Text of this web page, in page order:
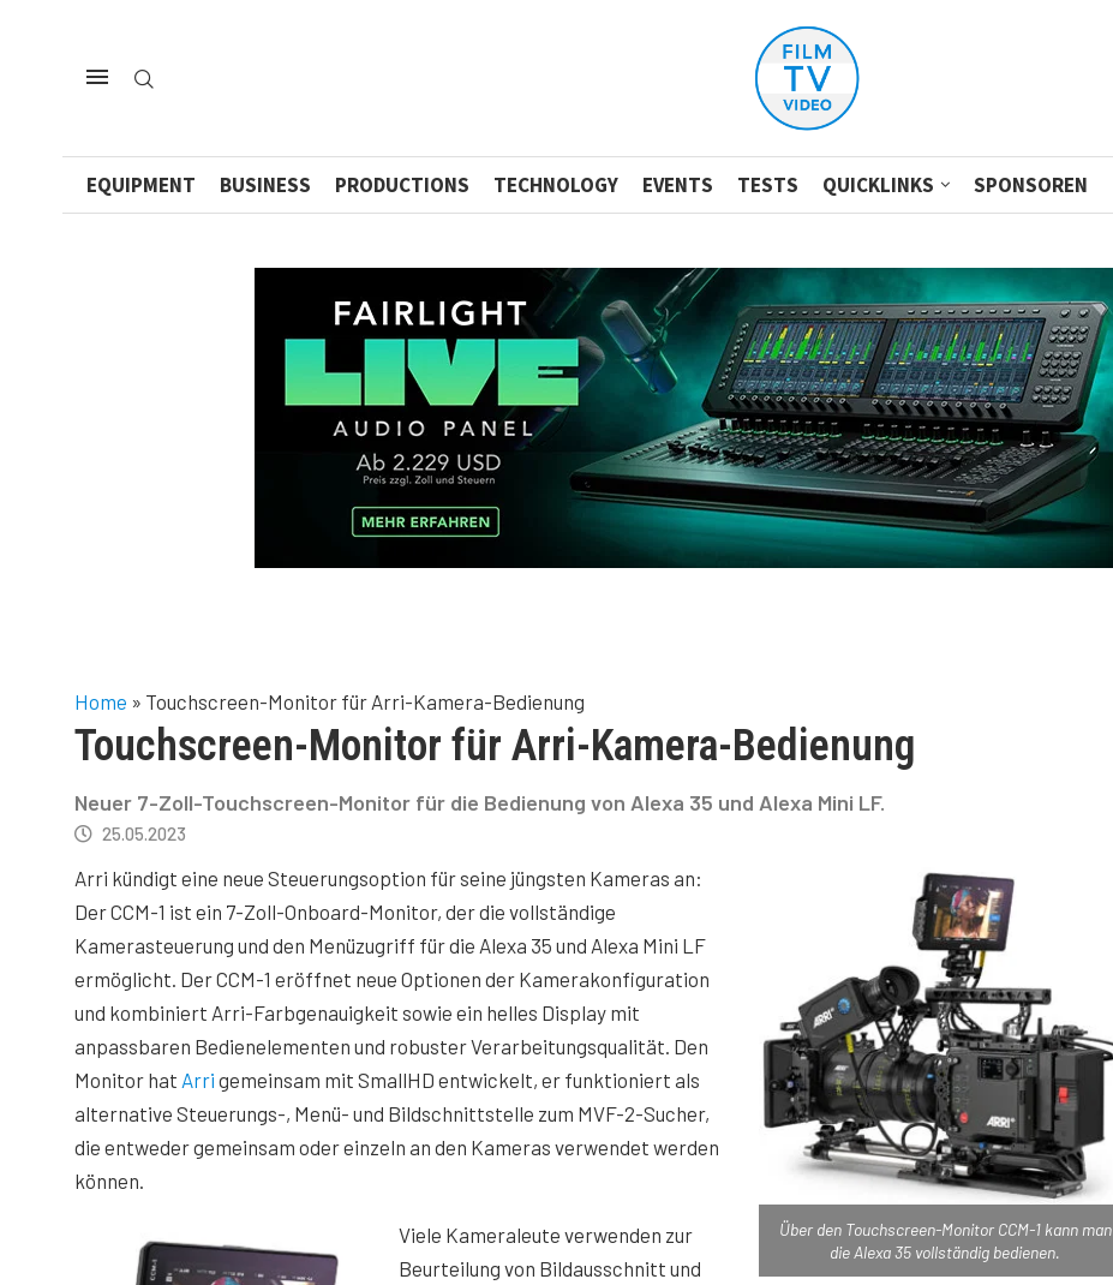
EQUIPMENT BUSINESS PRODUCTIONS TECHNOLOGY EVENTS TESTS QUICKLINKS SPONSOREN
Home » Touchscreen-Monitor für Arri-Kamera-Bedienung
Touchscreen-Monitor für Arri-Kamera-Bedienung
Neuer 7-Zoll-Touchscreen-Monitor für die Bedienung von Alexa 35 und Alexa Mini LF.
25.05.2023
Über den Touchscreen-Monitor CCM-1 kann man
die Alexa 35 vollständig bedienen.
Arri kündigt eine neue Steuerungsoption für seine jüngsten Kameras an:
Der CCM-1 ist ein 7-Zoll-Onboard-Monitor, der die vollständige
Kamerasteuerung und den Menüzugriff für die Alexa 35 und Alexa Mini LF
ermöglicht. Der CCM-1 eröffnet neue Optionen der Kamerakonfiguration
und kombiniert Arri-Farbgenauigkeit sowie ein helles Display mit
anpassbaren Bedienelementen und robuster Verarbeitungsqualität. Den
Monitor hat Arri gemeinsam mit SmallHD entwickelt, er funktioniert als
alternative Steuerungs-, Menü- und Bildschnittstelle zum MVF-2-Sucher,
die entweder gemeinsam oder einzeln an den Kameras verwendet werden
können.
Viele Kameraleute verwenden zur
Beurteilung von Bildausschnitt und